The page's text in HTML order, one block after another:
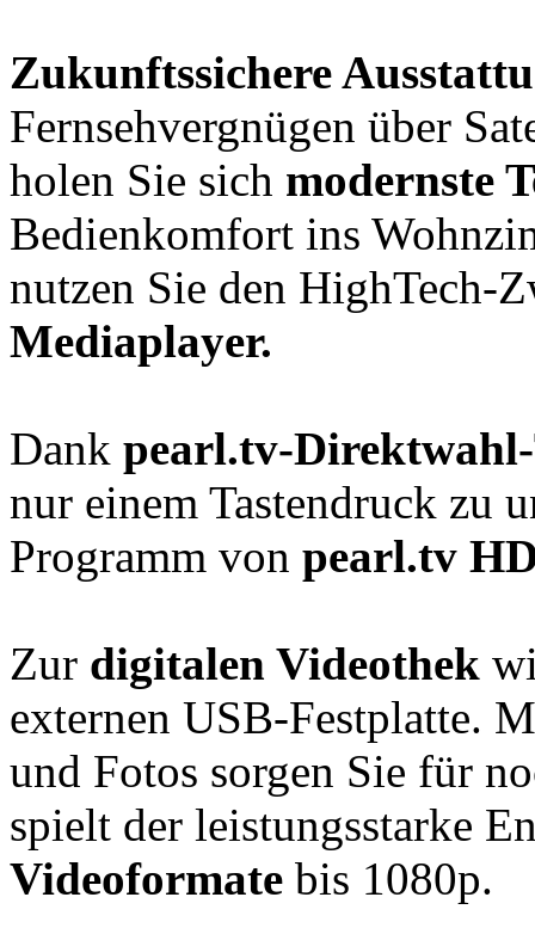
Zukunftssichere
Fernsehvergnügen über
holen Sie sich modernste
Bedienkomfort ins
nutzen Sie den HighTech-
Mediaplayer.
Dank pearl.tv-Direktwahl-
nur einem Tastendruck zu
Programm von pearl.tv
Zur digitalen Videothek
externen USB-Festplatte.
und Fotos sorgen Sie für
spielt der leistungsstarke
Videoformate bis 1080p.